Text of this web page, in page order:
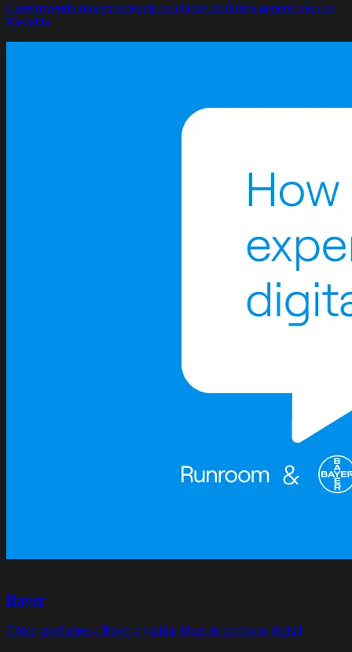
Construyendo una experiencia de cliente de última generación con
Medallia
Bayer
Cómo ayudamos a Bayer a validar ideas de producto digital